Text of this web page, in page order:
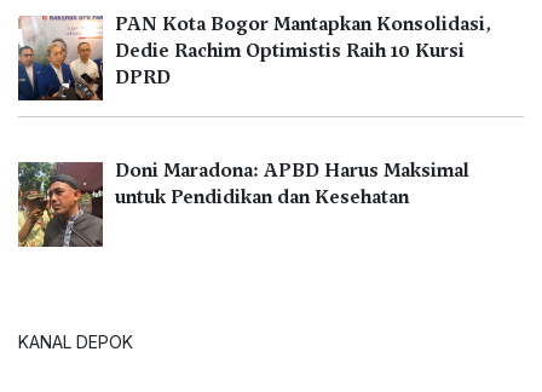
PAN Kota Bogor Mantapkan Konsolidasi,
Dedie Rachim Optimistis Raih 10 Kursi
DPRD
Doni Maradona: APBD Harus Maksimal
untuk Pendidikan dan Kesehatan
KANAL DEPOK